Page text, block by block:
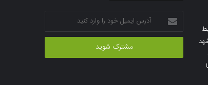
آدرس
ایمیل
خود
وارد